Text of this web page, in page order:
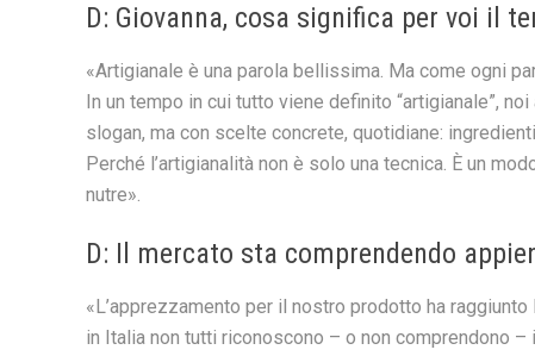
D: Giovanna, cosa significa per voi il
«Artigianale è una parola bellissima. Ma come ogni
In un tempo in cui tutto viene definito “artigianale”,
slogan, ma con scelte concrete, quotidiane:
Perché l’artigianalità non è solo una tecnica. È un
nutre».
D: Il mercato sta comprendendo
«L’apprezzamento per il nostro prodotto ha
in Italia non tutti riconoscono – o non comprendono